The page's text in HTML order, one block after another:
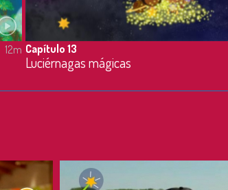
12m Capítulo 13
Luciérnagas mágicas